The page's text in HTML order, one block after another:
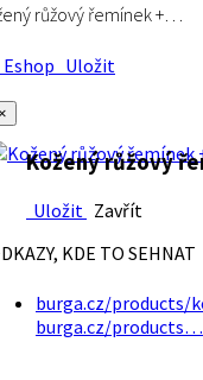
růžový řemínek +…
Uložit
Kožený růžový
Uložit Zavřít
KDE TO SEHNAT
burga.cz/products/
burga.cz/products…